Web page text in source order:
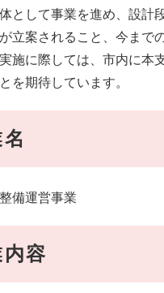
として事業を進め、設計
立案されること、今まで
施に際しては、市内に本
を期待しています。
備運営事業
容